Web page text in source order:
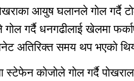
आयुष घलानले गाेल गर्दै
गोल गर्दै धनगढीलाई खेलमा
अतिरिक्त समय थप भएकाे
काेजाेले गाेल गर्दै